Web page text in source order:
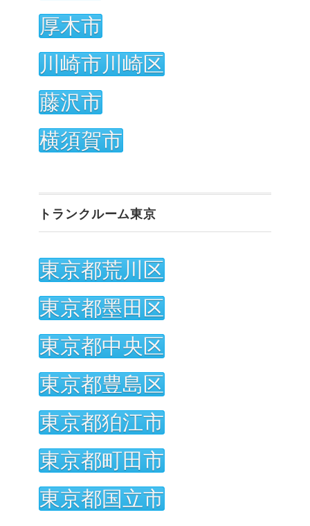
厚木市
川崎市川崎区
藤沢市
横須賀市
トランクルーム東京
東京都荒川区
東京都墨田区
東京都中央区
東京都豊島区
東京都狛江市
東京都町田市
東京都国立市